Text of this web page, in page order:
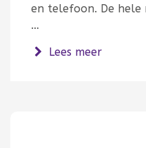
en telefoon. De hele
…
Lees meerover